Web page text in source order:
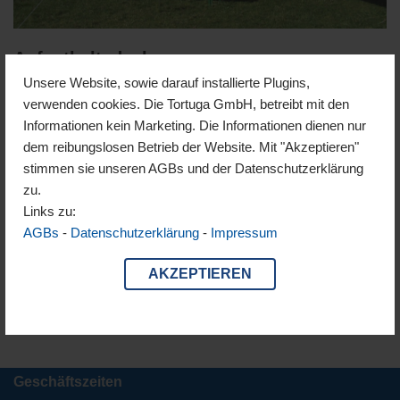
Unsere Website, sowie darauf installierte Plugins,
verwenden cookies. Die Tortuga GmbH, betreibt mit den
Informationen kein Marketing. Die Informationen dienen nur
dem reibungslosen Betrieb der Website. Mit "Akzeptieren"
stimmen sie unseren AGBs und der Datenschutzerklärung
zu.
Links zu:
AGBs - Datenschutzerklärung - Impressum
AKZEPTIEREN
Aufenthaltsdach
Baumwolldächer für Lager & Abenteuer Ob für die Feuerstelle,
als Schattenspender oder Wetterschutz – unsere
Baumwolldächer sind echte Klassiker fürs Lagerleben. Erhältlich
in 3 Grössen und 2 Farben, lassen sie sich dank Ösen im Saum
vielseitig abspannen. Der Hauptzug läuft dabei sicher über die
30 mm…Weiterlesen »
Geschäftszeiten